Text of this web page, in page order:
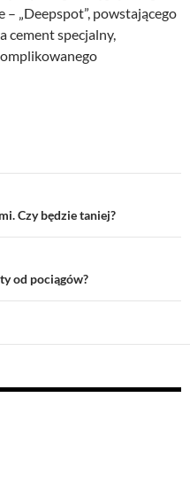
„Deepspot”, powstającego
cement specjalny,
Czy będzie taniej?
od pociągów?